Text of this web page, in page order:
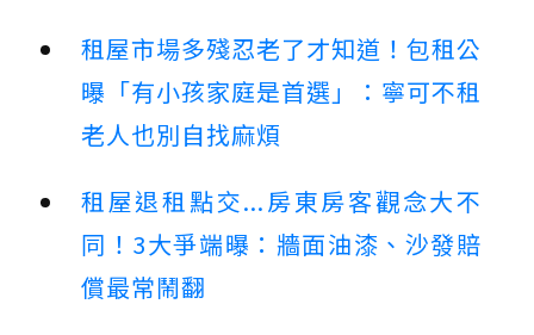
租屋市場多殘忍老了才知道！包租公
曝「有小孩家庭是首選」：寧可不租
老人也別自找麻煩
租屋退租點交...房東房客觀念大不
同！3大爭端曝：牆面油漆、沙發賠
償最常鬧翻